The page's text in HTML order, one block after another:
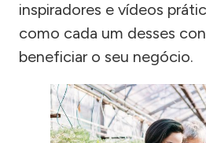
inspiradores e vídeos
como cada um desses
beneficiar o seu negócio.